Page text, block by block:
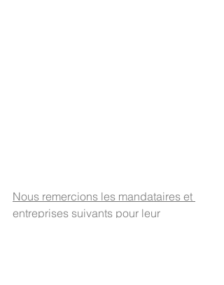
Nous remercions les mandataires et
entreprises suivants pour leur